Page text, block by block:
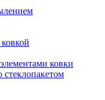
ковки